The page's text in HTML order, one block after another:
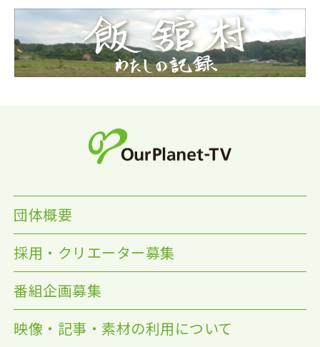
団体概要
採用・クリエーター募集
番組企画募集
映像・記事・素材の利用について